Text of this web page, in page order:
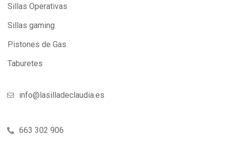
Sillas Operativas
Sillas gaming
Pistones de Gas
Taburetes
info@lasilladeclaudia.es
663 302 906